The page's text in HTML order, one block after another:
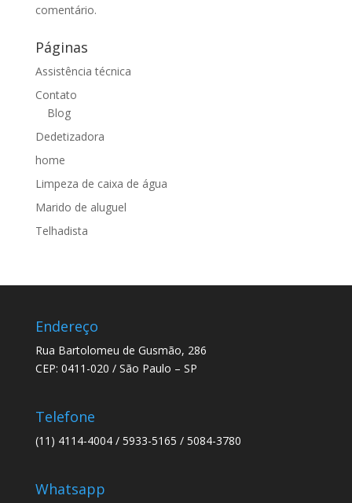
comentário.
Páginas
Assistência técnica
Contato
Blog
Dedetizadora
home
Limpeza de caixa de água
Marido de aluguel
Telhadista
Endereço
Rua Bartolomeu de Gusmão, 286
CEP: 0411-020 / São Paulo – SP
Telefone
(11) 4114-4004 / 5933-5165 / 5084-3780
Whatsapp